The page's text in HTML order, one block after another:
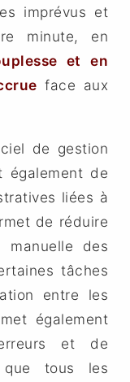
imprévus et
minute, en
et en
face aux
de gestion
également de
liées à
de réduire
des
tâches
entre les
également
et de
que tous les